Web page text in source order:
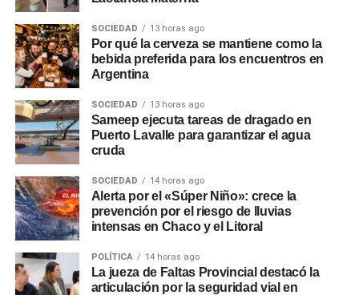
SOCIEDAD 13 horas ago
Por qué la cerveza se mantiene como la
bebida preferida para los encuentros en
Argentina
SOCIEDAD 13 horas ago
Sameep ejecuta tareas de dragado en
Puerto Lavalle para garantizar el agua
cruda
SOCIEDAD 14 horas ago
Alerta por el «Súper Niño»: crece la
prevención por el riesgo de lluvias
intensas en Chaco y el Litoral
POLÍTICA 14 horas ago
La jueza de Faltas Provincial destacó la
articulación por la seguridad vial en